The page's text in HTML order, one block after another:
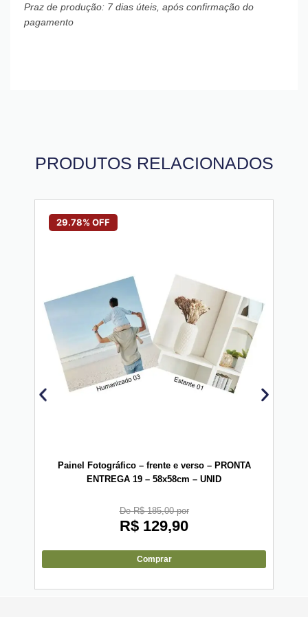
Praz de produção: 7 dias úteis, após confirmação do
pagamento
PRODUTOS RELACIONADOS
29.78% OFF
Painel Fotográfico – frente e verso – PRONTA
ENTREGA 19 – 58x58cm – UNID
De R$ 185,00 por
R$ 129,90
Comprar